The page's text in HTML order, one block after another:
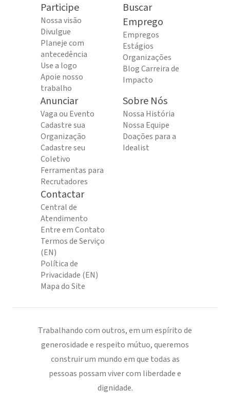
Participe
Nossa visão
Divulgue
Planeje com
antecedência
Use a logo
Apoie nosso
trabalho
Buscar
Emprego
Empregos
Estágios
Organizações
Blog Carreira de
Impacto
Anunciar
Vaga ou Evento
Cadastre sua
Organização
Cadastre seu
Coletivo
Ferramentas para
Recrutadores
Sobre Nós
Nossa História
Nossa Equipe
Doações para a
Idealist
Contactar
Central de
Atendimento
Entre em Contato
Termos de Serviço
(EN)
Política de
Privacidade (EN)
Mapa do Site
Trabalhando com outros, em um espírito de
generosidade e respeito mútuo, queremos
construir um mundo em que todas as
pessoas possam viver com liberdade e
dignidade.